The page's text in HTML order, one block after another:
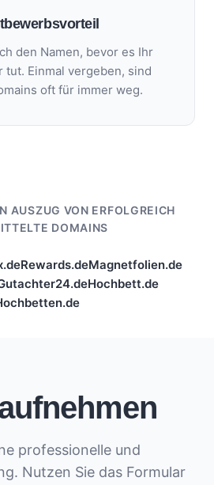
den Namen, bevor es Ihr
tut. Einmal vergeben, sind
oft für immer weg.
AUSZUG VON ERFOLGREICH
DOMAINS
Rewards.deMagnetfolien.de
Hochbett.de
professionelle und
Nutzen Sie das Formular